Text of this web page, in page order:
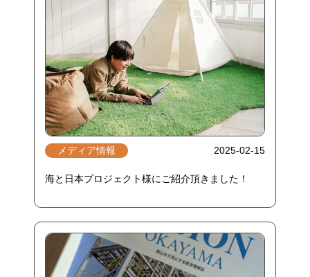
メディア情報 2025-02-15
海と日本プロジェクト様にご紹介頂きました！